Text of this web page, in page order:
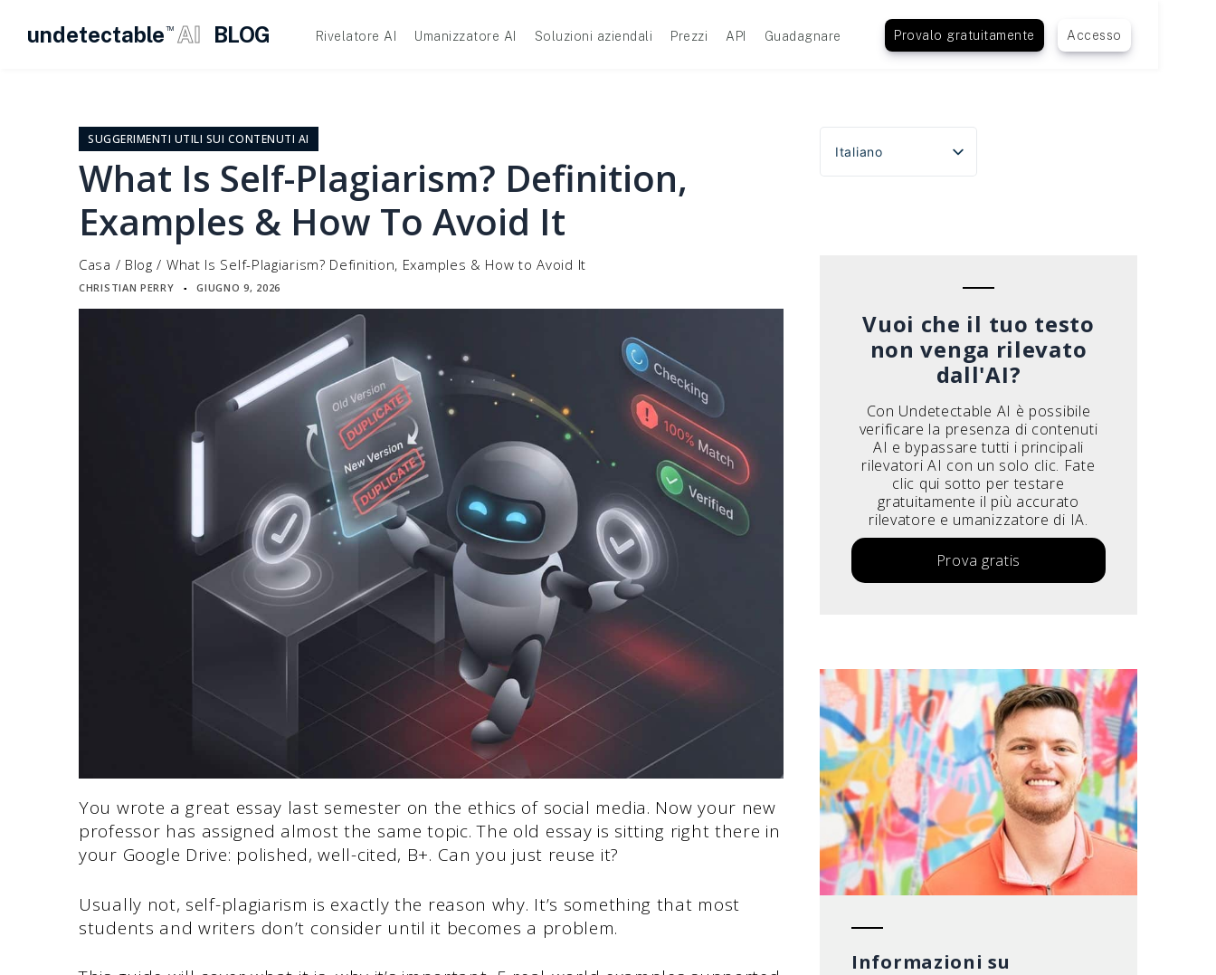
undetectable TM AI BLOG Rivelatore AI Umanizzatore AI Soluzioni aziendali Prezzi API Guadagnare Provalo gratuitamente Accesso
contenutoSUGGERIMENTI UTILI SUI CONTENUTI AI
What Is Self-Plagiarism? Definition,
Examples & How To Avoid It
Casa / Blog / What Is Self-Plagiarism? Definition, Examples & How to Avoid It
CHRISTIAN PERRY ▪ GIUGNO 9, 2026
You wrote a great essay last semester on the ethics of social media. Now your new
professor has assigned almost the same topic. The old essay is sitting right there in
your Google Drive: polished, well-cited, B+. Can you just reuse it?
Usually not, self-plagiarism is exactly the reason why. It’s something that most
students and writers don’t consider until it becomes a problem.
Italiano
English
Vuoi che il tuo testo
non venga rilevato
dall'AI?
Con Undetectable AI è possibile
verificare la presenza di contenuti
AI e bypassare tutti i principali
rilevatori AI con un solo clic. Fate
clic qui sotto per testare
gratuitamente il più accurato
rilevatore e umanizzatore di IA.
Prova gratis
Informazioni su